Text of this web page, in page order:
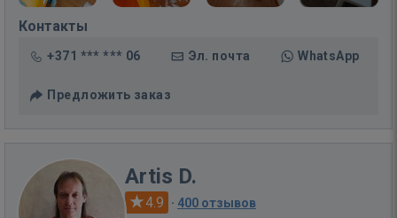
Контакты
+371 *** *** 06 Эл. почта WhatsApp
Предложить заказ
Artis D.
4.9 · 400 отзывов